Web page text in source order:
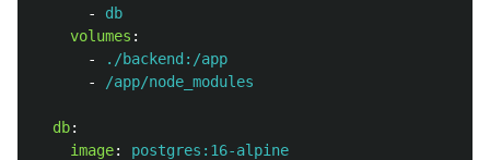
-
db
volumes :
-
./backend:/app
-
/app/node_modules
db:
image:
postgres:16-alpine